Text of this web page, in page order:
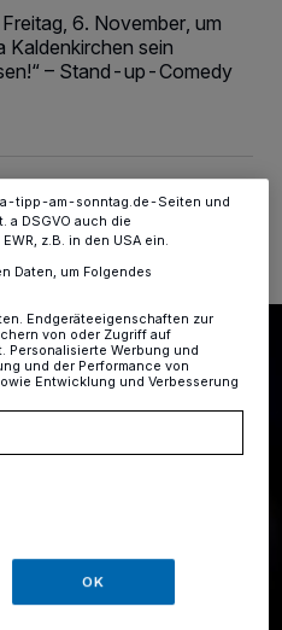
6. November, um
Kaldenkirchen sein
– Stand-up-Comedy
Lesezeit
„Wir und unsere Partner
bereitzustellen“ aufgeführten
sind manche Inhalte und
so relevant für Sie. Sie können
um Ihre Einstellungen zu
tipp-am-sonntag.de-Seiten und
a DSGVO auch die
z.B. in den USA ein.
Daten, um Folgendes
Endgeräteeigenschaften zur
von oder Zugriff auf
Personalisierte Werbung und
und der Performance von
Entwicklung und Verbesserung
OK